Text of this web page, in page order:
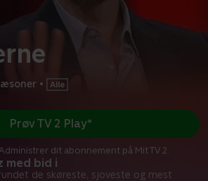
•
med bid i
de skøreste, sjoveste og mest
Prøv TV 2 Play*
dit abonnement på Mit TV 2.